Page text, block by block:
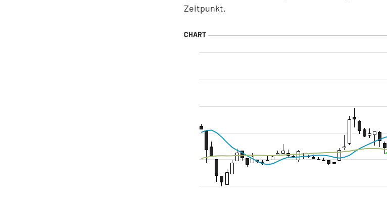
Zeitpunkt.